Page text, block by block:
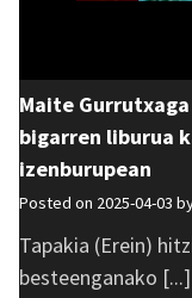
Maite
bigarren liburua
izenburupean
Posted on 2025-04-03
Tapakia (Erein)
besteenganako [...]